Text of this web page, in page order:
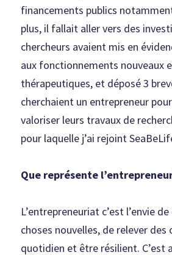
financements publics
plus, il fallait aller vers des
chercheurs avaient mis en
aux fonctionnements nouveaux
thérapeutiques, et déposé 3
cherchaient un entrepreneur
valoriser leurs travaux de
pour laquelle j’ai rejoint
Que représente
L’entrepreneuriat c’est l’envie
choses nouvelles, de relever des
quotidien et être résilient. C’est